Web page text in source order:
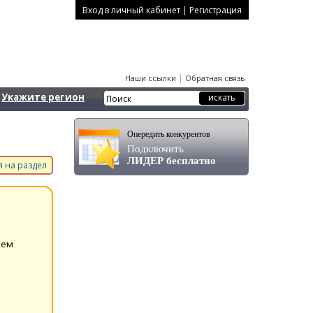
Вход в личный кабинет | Регистрация
Наши ссылки | Обратная связь
Укажите регион
на раздел
Опередить конкурентов
Подключить
ЛИДЕР бесплатно